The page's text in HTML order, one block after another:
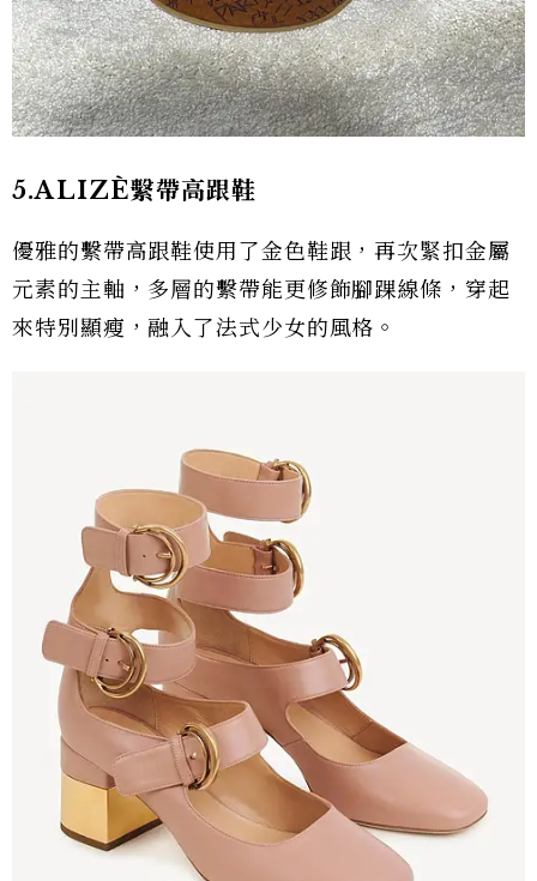
5.ALIZÈ繫帶高跟鞋
優雅的繫帶高跟鞋使用了金色鞋跟，再次緊扣金屬
元素的主軸，多層的繫帶能更修飾腳踝線條，穿起
來特別顯瘦，融入了法式少女的風格。